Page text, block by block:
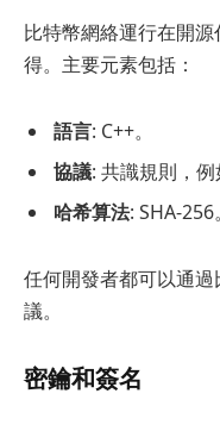
比特幣網絡運行在開
得。主要元素包括：
語言: C++。
協議: 共識規則，例
哈希算法: SHA-256。
任何開發者都可以通
議。
密鑰和簽名